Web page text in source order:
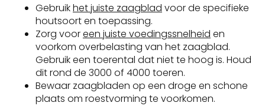
Gebruikhet juiste zaagblad voor de specifieke
houtsoort en toepassing.
Zorg vooreen juiste voedingssnelheid en
voorkom overbelasting van het zaagblad.
Gebruik een toerental dat niet te hoog is. Houd
dit rond de 3000 of 4000 toeren.
Bewaar zaagbladen op een droge en schone
plaats om roestvorming te voorkomen.